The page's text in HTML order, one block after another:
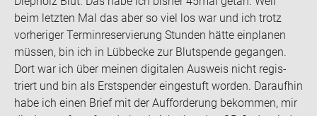
beim letz­ten Mal das aber so viel los war und ich trotz
vor­he­ri­ger Ter­min­re­ser­vie­rung Stun­den hätte ein­pla­nen
müs­sen, bin ich in Lüb­be­cke zur Blut­spen­de ge­gan­gen.
Dort war ich über mei­nen di­gi­ta­len Aus­weis nicht re­gis­
triert und bin als Erst­spen­der ein­ge­stuft wor­den. Dar­auf­hin
habe ich einen Brief mit der Auf­for­de­rung be­kom­men, mir